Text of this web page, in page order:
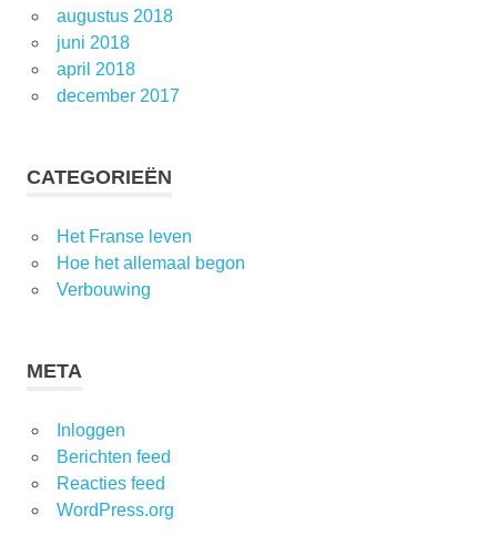
augustus 2018
juni 2018
april 2018
december 2017
CATEGORIEËN
Het Franse leven
Hoe het allemaal begon
Verbouwing
META
Inloggen
Berichten feed
Reacties feed
WordPress.org